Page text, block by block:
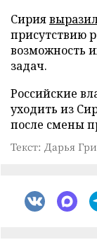
Сирия
присутствию
возможность
задач.
Российские
уходить из
после смены
Текст: Дарья